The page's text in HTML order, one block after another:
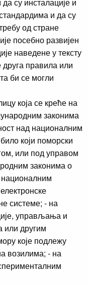
и да су
од стране
посебно развијен
наведене у тексту
друга правила или
би се могли
која се креће на
законима
над националним
који поморски
или под управом
законима о
националним
системе; - на
управљања и
или другим
које подлежу
возилима; - на